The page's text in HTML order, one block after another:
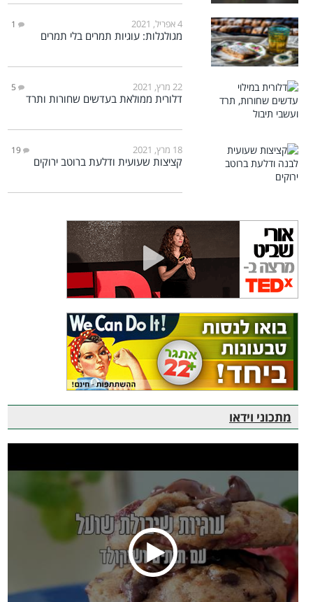
4 אפריל, 2021 1
מגולגלות: עוגיות תמרים בלי תמרים
22 מרץ, 2021 5
דלורית ממולאת בעדשים שחורות ותרד
18 מרץ, 2021 19
קציצות שעועית ודלעת ברוטב ירוקים
מתכוני וידאו